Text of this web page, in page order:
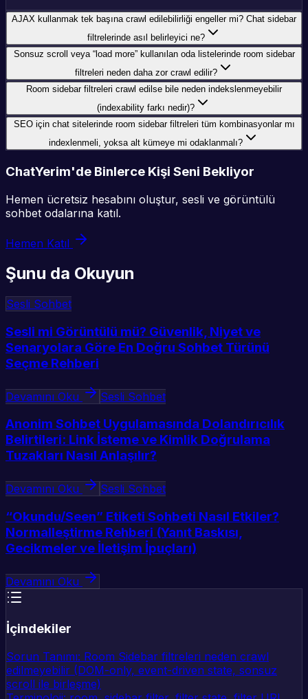
AJAX kullanmak tek başına crawl edilebilirliği engeller mi? Chat sidebar
filtrelerinde asıl belirleyici ne?
Sonsuz scroll veya “load more” kullanılan oda listelerinde room sidebar
filtreleri neden daha zor crawl edilir?
Room sidebar filtreleri crawl edilse bile neden indekslenmeyebilir
(indexability farkı nedir)?
SEO için chat sitelerinde room sidebar filtreleri tüm kombinasyonlar mı
indexlenmeli, yoksa alt kümeye mi odaklanmalı?
ChatYerim'de Binlerce Kişi Seni Bekliyor
Hemen ücretsiz hesabını oluştur, sesli ve görüntülü
sohbet odalarına katıl.
Hemen Katıl
Şunu da Okuyun
Sesli Sohbet
Sesli mi Görüntülü mü? Güvenlik, Niyet ve
Senaryolara Göre En Doğru Sohbet Türünü
Seçme Rehberi
Devamını Oku Sesli Sohbet
Anonim Sohbet Uygulamasında Dolandırıcılık
Belirtileri: Link İsteme ve Kimlik Doğrulama
Tuzakları Nasıl Anlaşılır?
Devamını Oku Sesli Sohbet
“Okundu/Seen” Etiketi Sohbeti Nasıl Etkiler?
Normalleştirme Rehberi (Yanıt Baskısı,
Gecikmeler ve İletişim İpuçları)
Devamını Oku
İçindekiler
Sorun Tanımı: Room Sidebar filtreleri neden crawl
edilmeyebilir (DOM-only, event-driven state, sonsuz
scroll ile birleşme)